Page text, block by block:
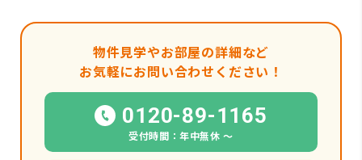
物件見学やお部屋の詳細など
お気軽にお問い合わせください！
0120-89-1165
受付時間：年中無休 〜